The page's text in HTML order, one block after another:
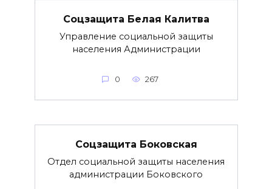
Соцзащита Белая Калитва
Управление социальной защиты
населения Администрации
0 267
Соцзащита Боковская
Отдел социальной защиты населения
администрации Боковского